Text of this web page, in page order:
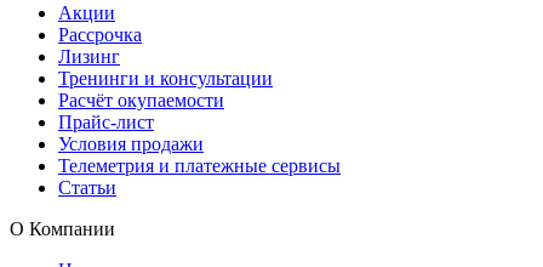
Акции
Рассрочка
Лизинг
Тренинги и консультации
Расчёт окупаемости
Прайс-лист
Условия продажи
Телеметрия и платежные сервисы
Статьи
О Компании